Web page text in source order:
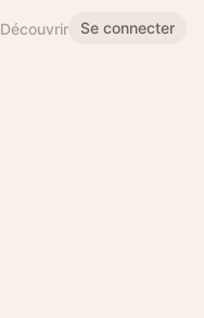
Découvrir Se connecter